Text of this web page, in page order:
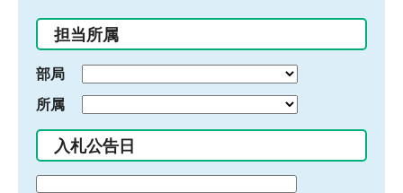
入
力
担当所属
部局
所属
入札公告日